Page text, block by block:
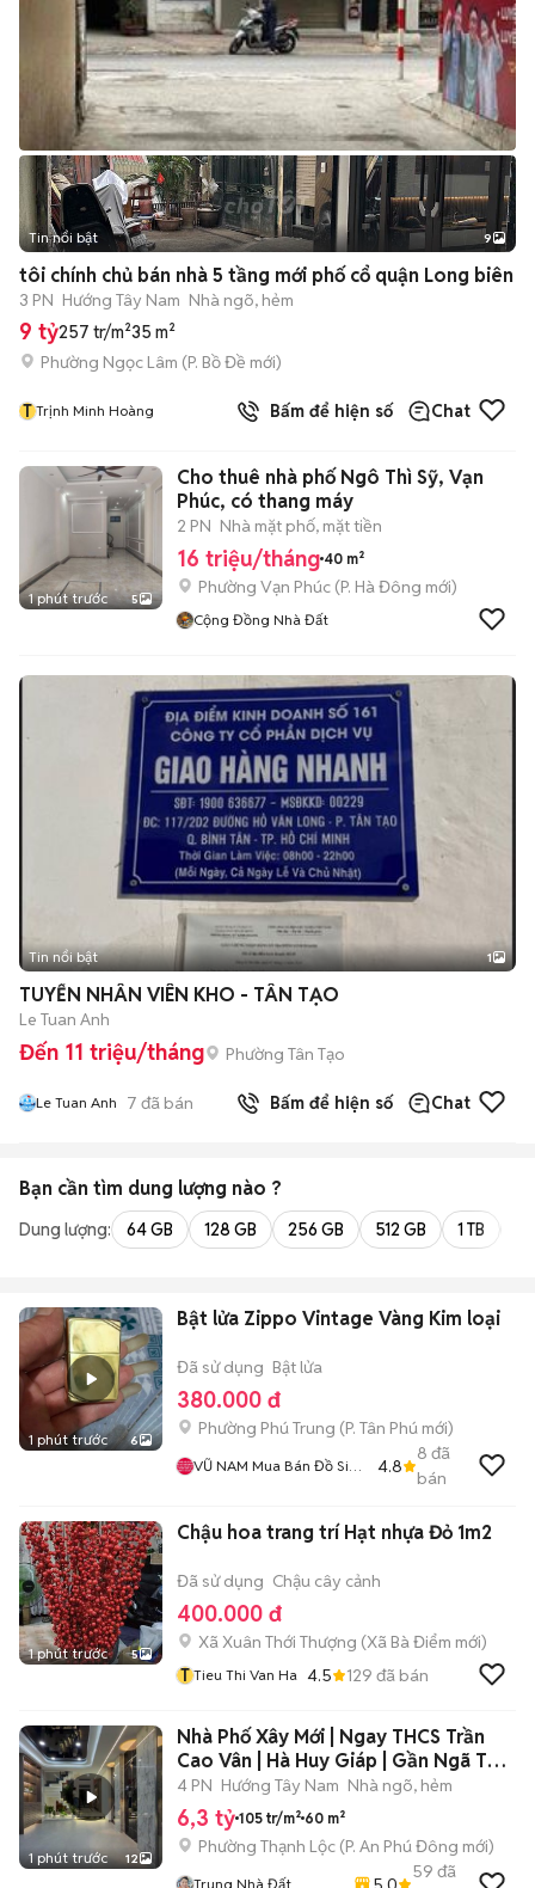
+2
Tin nổi bật 9
tôi chính chủ bán nhà 5 tầng mới phố cổ quận Long biên
3 PN Hướng Tây Nam Nhà ngõ, hẻm
9 tỷ257 tr/m²35 m²
Phường Ngọc Lâm (P. Bồ Đề mới)
T Trịnh Minh Hoàng Bấm để hiện số Chat
1 phút trước 5
Cho thuê nhà phố Ngô Thì Sỹ, Vạn
Phúc, có thang máy
2 PN Nhà mặt phố, mặt tiền
16 triệu/tháng 40 m²
Phường Vạn Phúc (P. Hà Đông mới)
Cộng Đồng Nhà Đất
Tin nổi bật 1
TUYỂN NHÂN VIÊN KHO - TÂN TẠO
Le Tuan Anh
Đến 11 triệu/tháng Phường Tân Tạo
Le Tuan Anh 7 đã bán Bấm để hiện số Chat
Bạn cần tìm dung lượng nào ?
Dung lượng: 64 GB 128 GB 256 GB 512 GB 1 TB
1 phút trước 6
Bật lửa Zippo Vintage Vàng Kim loại
Đã sử dụng Bật lửa
380.000 đ
Phường Phú Trung (P. Tân Phú mới)
VŨ NAM Mua Bán Đồ Siêu
Thuê Quận 11 Tân Bình Tân
4.8
8 đã
bán
1 phút trước 5
Chậu hoa trang trí Hạt nhựa Đỏ 1m2
Đã sử dụng Chậu cây cảnh
400.000 đ
Xã Xuân Thới Thượng (Xã Bà Điểm mới)
T Tieu Thi Van Ha 4.5 129 đã bán
1 phút trước 12
Nhà Phố Xây Mới | Ngay THCS Trần
Cao Vân | Hà Huy Giáp | Gần Ngã Tư
Ga
4 PN Hướng Tây Nam Nhà ngõ, hẻm
6,3 tỷ 105 tr/m² 60 m²
Phường Thạnh Lộc (P. An Phú Đông mới)
Trung Nhà Đất
59 đã